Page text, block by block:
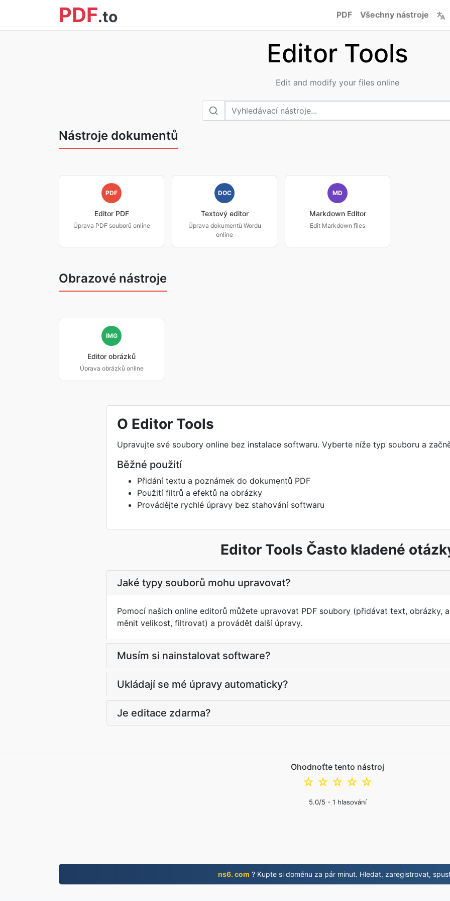
PDF.to PDF Všechny nástroje
Editor Tools
Edit and modify your files online
Nástroje dokumentů
PDF
Editor PDF
Úprava PDF souborů online
DOC
Textový editor
Úprava dokumentů Wordu
online
MD
Markdown Editor
Edit Markdown files
Obrazové nástroje
IMG
Editor obrázků
Úprava obrázků online
O Editor Tools
Upravujte své soubory online bez instalace softwaru. Vyberte níže typ souboru a
Běžné použití
Přidání textu a poznámek do dokumentů PDF
Použití filtrů a efektů na obrázky
Provádějte rychlé úpravy bez stahování softwaru
Editor Tools Často kladené
Jaké typy souborů mohu upravovat?
Pomocí našich online editorů můžete upravovat PDF soubory (přidávat text, obrázky,
měnit velikost, filtrovat) a provádět další úpravy.
Musím si nainstalovat software?
Ukládají se mé úpravy automaticky?
Je editace zdarma?
Ohodnoťte tento nástroj
☆
☆
☆
☆
☆
5.0/5 - 1 hlasování
ns6. com ? Kupte si doménu za pár minut. Hledat, zaregistrovat,